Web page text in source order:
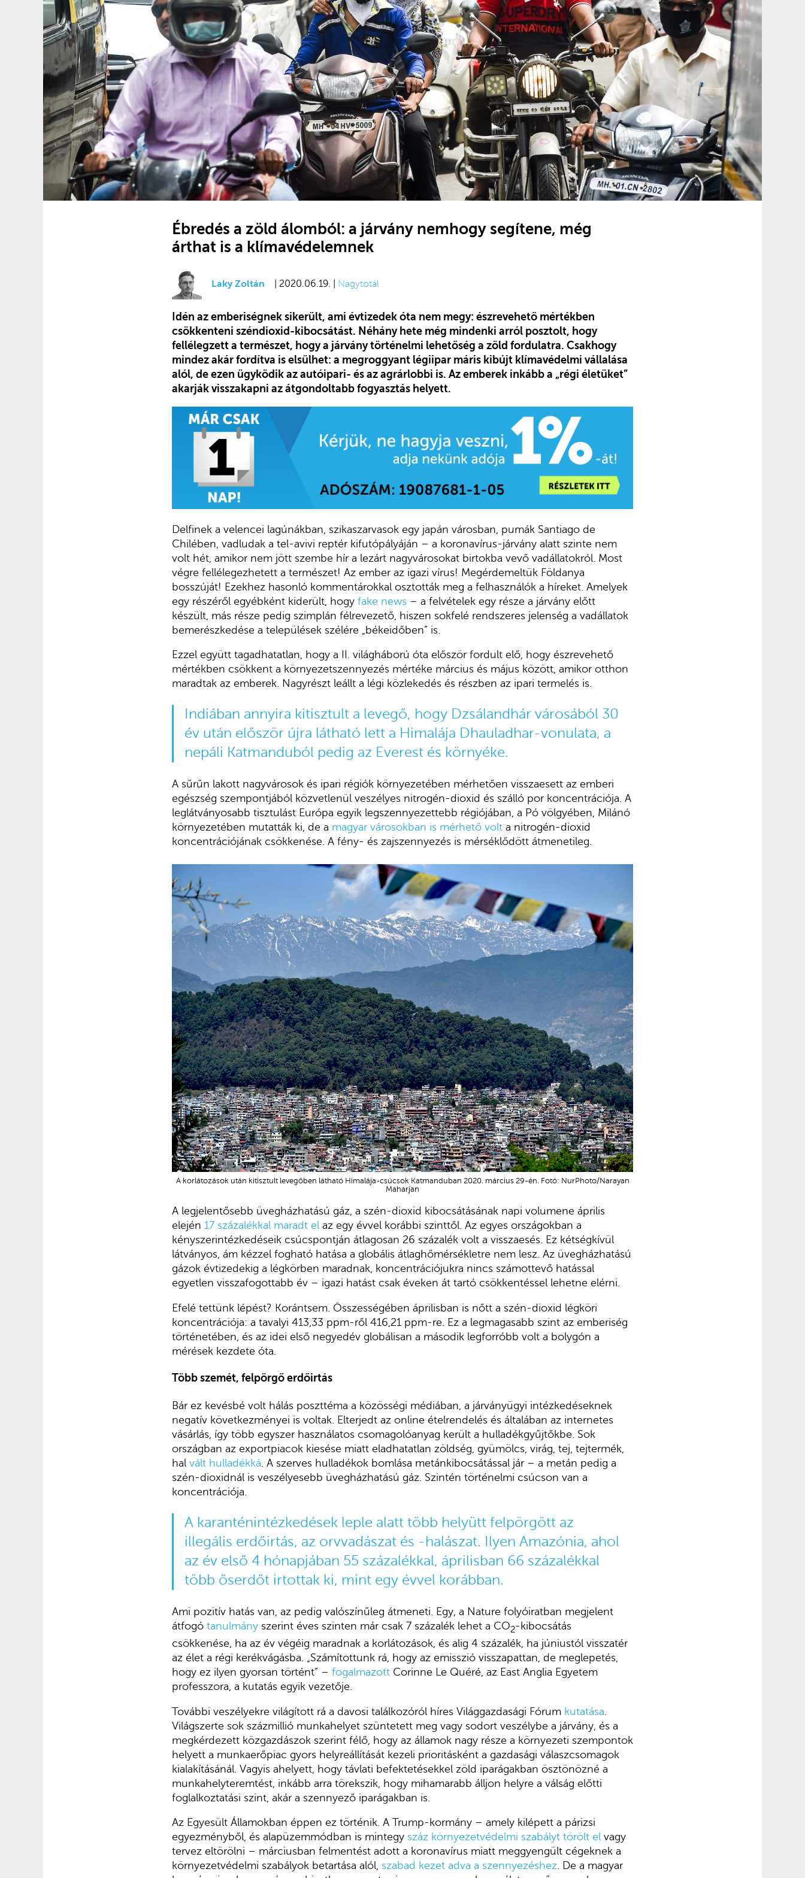
Ébredés a zöld álomból: a járvány nemhogy segítene, még
árthat is a klímavédelemnek
Laky Zoltán | 2020.06.19. | Nagytotál
Idén az emberiségnek sikerült, ami évtizedek óta nem megy: észrevehető mértékben
csökkenteni széndioxid-kibocsátást. Néhány hete még mindenki arról posztolt, hogy
fellélegzett a természet, hogy a járvány történelmi lehetőség a zöld fordulatra. Csakhogy
mindez akár fordítva is elsülhet: a megroggyant légiipar máris kibújt klímavédelmi vállalása
alól, de ezen ügyködik az autóipari- és az agrárlobbi is. Az emberek inkább a „régi életüket”
akarják visszakapni az átgondoltabb fogyasztás helyett.
Delfinek a velencei lagúnákban, szikaszarvasok egy japán városban, pumák Santiago de
Chilében, vadludak a tel-avivi reptér kifutópályáján – a koronavírus-járvány alatt szinte nem
volt hét, amikor nem jött szembe hír a lezárt nagyvárosokat birtokba vevő vadállatokról. Most
végre fellélegezhetett a természet! Az ember az igazi vírus! Megérdemeltük Földanya
bosszúját! Ezekhez hasonló kommentárokkal osztották meg a felhasználók a híreket. Amelyek
egy részéről egyébként kiderült, hogy fake news – a felvételek egy része a járvány előtt
készült, más része pedig szimplán félrevezető, hiszen sokfelé rendszeres jelenség a vadállatok
bemerészkedése a települések szélére „békeidőben” is.
Ezzel együtt tagadhatatlan, hogy a II. világháború óta először fordult elő, hogy észrevehető
mértékben csökkent a környezetszennyezés mértéke március és május között, amikor otthon
maradtak az emberek. Nagyrészt leállt a légi közlekedés és részben az ipari termelés is.
Indiában annyira kitisztult a levegő, hogy Dzsálandhár városából 30
év után először újra látható lett a Himalája Dhauladhar-vonulata, a
nepáli Katmanduból pedig az Everest és környéke.
A sűrűn lakott nagyvárosok és ipari régiók környezetében mérhetően visszaesett az emberi
egészség szempontjából közvetlenül veszélyes nitrogén-dioxid és szálló por koncentrációja. A
leglátványosabb tisztulást Európa egyik legszennyezettebb régiójában, a Pó völgyében, Milánó
környezetében mutatták ki, de a magyar városokban is mérhető volt a nitrogén-dioxid
koncentrációjának csökkenése. A fény- és zajszennyezés is mérséklődött átmenetileg.
A korlátozások után kitisztult levegőben látható Himalája-csúcsok Katmanduban 2020. március 29-én. Fotó: NurPhoto/Narayan
Maharjan
A legjelentősebb üvegházhatású gáz, a szén-dioxid kibocsátásának napi volumene április
elején 17 százalékkal maradt el az egy évvel korábbi szinttől. Az egyes országokban a
kényszerintézkedéseik csúcspontján átlagosan 26 százalék volt a visszaesés. Ez kétségkívül
látványos, ám kézzel fogható hatása a globális átlaghőmérsékletre nem lesz. Az üvegházhatású
gázok évtizedekig a légkörben maradnak, koncentrációjukra nincs számottevő hatással
egyetlen visszafogottabb év – igazi hatást csak éveken át tartó csökkentéssel lehetne elérni.
Efelé tettünk lépést? Korántsem. Összességében áprilisban is nőtt a szén-dioxid légköri
koncentrációja: a tavalyi 413,33 ppm-ről 416,21 ppm-re. Ez a legmagasabb szint az emberiség
történetében, és az idei első negyedév globálisan a második legforróbb volt a bolygón a
mérések kezdete óta.
Több szemét, felpörgő erdőirtás
Bár ez kevésbé volt hálás poszttéma a közösségi médiában, a járványügyi intézkedéseknek
negatív következményei is voltak. Elterjedt az online ételrendelés és általában az internetes
vásárlás, így több egyszer használatos csomagolóanyag került a hulladékgyűjtőkbe. Sok
országban az exportpiacok kiesése miatt eladhatatlan zöldség, gyümölcs, virág, tej, tejtermék,
hal vált hulladékká . A szerves hulladékok bomlása metánkibocsátással jár – a metán pedig a
szén-dioxidnál is veszélyesebb üvegházhatású gáz. Szintén történelmi csúcson van a
koncentrációja.
A karanténintézkedések leple alatt több helyütt felpörgött az
illegális erdőirtás, az orvvadászat és -halászat. Ilyen Amazónia, ahol
az év első 4 hónapjában 55 százalékkal, áprilisban 66 százalékkal
több őserdőt irtottak ki, mint egy évvel korábban.
Ami pozitív hatás van, az pedig valószínűleg átmeneti. Egy, a Nature folyóiratban megjelent
átfogó tanulmány szerint éves szinten már csak 7 százalék lehet a CO2-kibocsátás
csökkenése, ha az év végéig maradnak a korlátozások, és alig 4 százalék, ha júniustól visszatér
az élet a régi kerékvágásba. „Számítottunk rá, hogy az emisszió visszapattan, de meglepetés,
hogy ez ilyen gyorsan történt” – fogalmazott Corinne Le Quéré, az East Anglia Egyetem
professzora, a kutatás egyik vezetője.
További veszélyekre világított rá a davosi találkozóról híres Világgazdasági Fórum kutatása
Világszerte sok százmillió munkahelyet szüntetett meg vagy sodort veszélybe a járvány, és a
megkérdezett közgazdászok szerint félő, hogy az államok nagy része a környezeti szempontok
helyett a munkaerőpiac gyors helyreállítását kezeli prioritásként a gazdasági válaszcsomagok
kialakításánál. Vagyis ahelyett, hogy távlati befektetésekkel zöld iparágakban ösztönözné a
munkahelyteremtést, inkább arra törekszik, hogy mihamarabb álljon helyre a válság előtti
foglalkoztatási szint, akár a szennyező iparágakban is.
Az Egyesült Államokban éppen ez történik. A Trump-kormány – amely kilépett a párizsi
egyezményből, és alapüzemmódban is mintegy száz környezetvédelmi szabályt törölt el vagy
tervez eltörölni – márciusban felmentést adott a koronavírus miatt meggyengült cégeknek a
környezetvédelmi szabályok betartása alól, szabad kezet adva a szennyezéshez. De a magyar